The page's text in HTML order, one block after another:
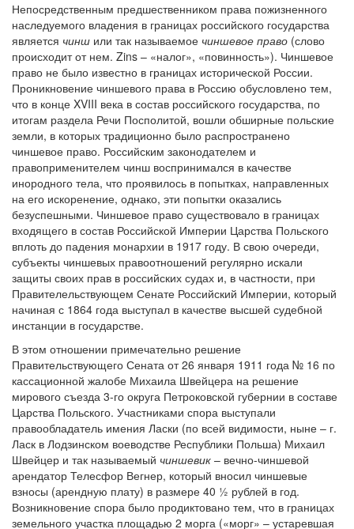
Непосредственным предшественником права пожизненного
наследуемого владения в границах российского государства
является чинш или так называемое чиншевое право (слово
происходит от нем. Zins – «налог», «повинность»). Чиншевое
право не было известно в границах исторической России.
Проникновение чиншевого права в Россию обусловлено тем,
что в конце XVIII века в состав российского государства, по
итогам раздела Речи Посполитой, вошли обширные польские
земли, в которых традиционно было распространено
чиншевое право. Российским законодателем и
правоприменителем чинш воспринимался в качестве
инородного тела, что проявилось в попытках, направленных
на его искоренение, однако, эти попытки оказались
безуспешными. Чиншевое право существовало в границах
входящего в состав Российской Империи Царства Польского
вплоть до падения монархии в 1917 году. В свою очереди,
субъекты чиншевых правоотношений регулярно искали
защиты своих прав в российских судах и, в частности, при
Правителельствующем Сенате Российский Империи, который
начиная с 1864 года выступал в качестве высшей судебной
инстанции в государстве.
В этом отношении примечательно решение
Правительствующего Сената от 26 января 1911 года № 16 по
кассационной жалобе Михаила Швейцера на решение
мирового съезда 3-го округа Петроковской губернии в составе
Царства Польского. Участниками спора выступали
правообладатель имения Ласки (по всей видимости, ныне – г.
Ласк в Лодзинском воеводстве Республики Польша) Михаил
Швейцер и так называемый чиншевик – вечно-чиншевой
арендатор Телесфор Вегнер, который вносил чиншевые
взносы (арендную плату) в размере 40 ½ рублей в год.
Возникновение спора было продиктовано тем, что в границах
земельного участка площадью 2 морга («морг» – устаревшая